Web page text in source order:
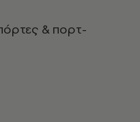
& πορτ-